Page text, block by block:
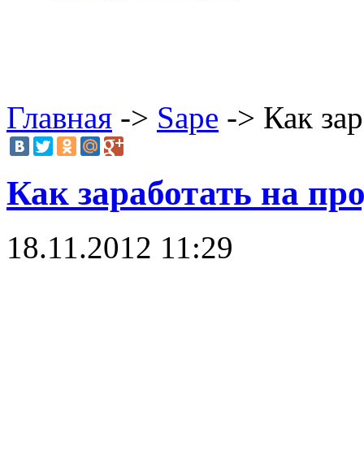
Главная -> Sape -> Как
Как заработать на
18.11.2012 11:29